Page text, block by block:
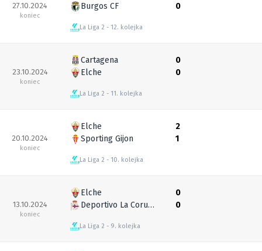
27.10.2024
koniec
Burgos CF
La Liga 2 12. kolejka
0
23.10.2024
koniec
Cartagena
Elche
La Liga 2 11. kolejka
0
0
20.10.2024
koniec
Elche
Sporting Gijon
La Liga 2 10. kolejka
2
1
13.10.2024
koniec
Elche
Deportivo La Coruna
La Liga 2 9. kolejka
0
0